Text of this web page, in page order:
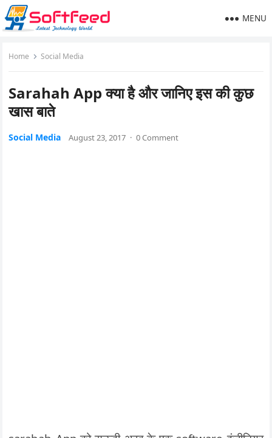
MENU
Home Social Media
Sarahah App क्या है और जानिए इस की कुछ
खास बाते
Social Media August 23, 2017 · 0 Comment